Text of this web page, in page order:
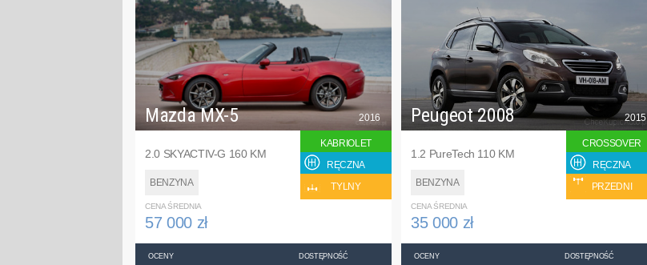
Mazda MX-5
2.0 SKYACTIV-G 160 KM
BENZYNA
2016
KABRIOLET
RĘCZNA
TYLNY
CENA ŚREDNIA
57 000 zł
OCENY DOSTĘPNOŚĆ
Peugeot 2008
1.2 PureTech 110 KM
BENZYNA
2015
CROSSOVER
RĘCZNA
PRZEDNI
CENA ŚREDNIA
35 000 zł
OCENY DOSTĘPNOŚĆ